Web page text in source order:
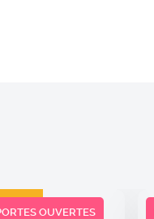
OUVERTES